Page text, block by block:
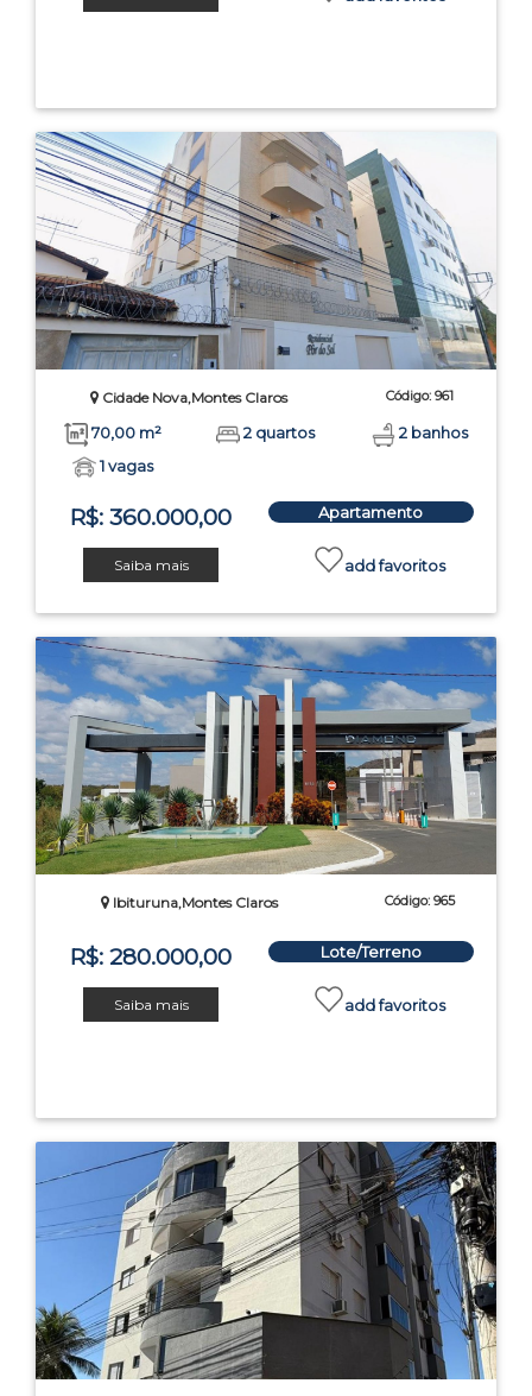
Cidade Nova,Montes Claros Código: 961
70,00 m² 2 quartos
2 banhos
1 vagas
R$: 360.000,00 Apartamento
Saiba mais add favoritos
Ibituruna,Montes Claros Código: 965
R$: 280.000,00 Lote/Terreno
Saiba mais add favoritos